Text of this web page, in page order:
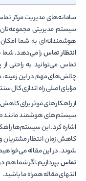
سامانه‌های مدیریت مرکز
سیستم مدیریتی
هوشمندانه‌ای به شما
انتظار تماسرا می‌دهد. شما
تماس می‌توانید به راحتی
چالش‌های مهم در این زمینه،
مزایای اصلی راه اندازی
از راهکارهای موثر برای
اشاره کرد. این سیستم‌ها
شوند. در این مقاله
تماسبپردازیم.اگر شما هم
انتهای مقاله همراه ما باشید.